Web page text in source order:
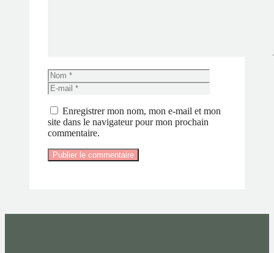
Nom
mail
Enregistrer mon nom, mon e-mail et mon
site dans le navigateur pour mon prochain
commentaire.